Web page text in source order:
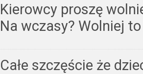
Kierowcy proszę
Na wczasy? Wolniej
Całe szczęście że